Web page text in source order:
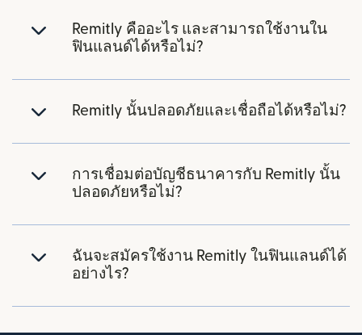
Remitly คืออะไร และสามารถใช้งานใน
ฟินแลนด์ได้หรือไม่?
Remitly นั้นปลอดภัยและเชื่อถือได้หรือไม่?
การเชื่อมต่อบัญชีธนาคารกับ Remitly นั้น
ปลอดภัยหรือไม่?
ฉันจะสมัครใช้งาน Remitly ในฟินแลนด์ได้
อย่างไร?